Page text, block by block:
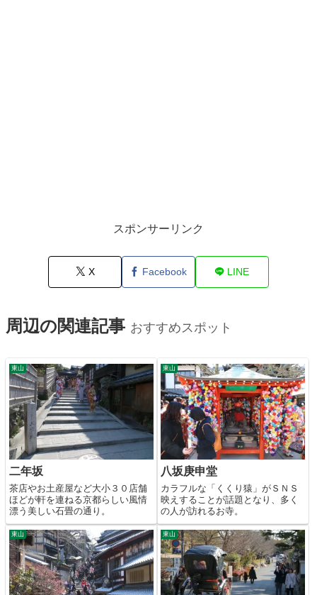
スポンサーリンク
X Facebook LINE
周辺の関連記事 おすすめスポット
東山
二年坂
茶店やお土産屋など大小３０店舗
ほどが軒を連ねる京都らしい風情
漂う美しい石畳の通り。
東山
八坂庚申堂
カラフルな「くくり猿」がＳＮＳ
映えすることが話題となり、多く
の人が訪れるお寺。
東山 東山